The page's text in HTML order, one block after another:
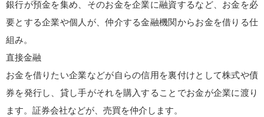
銀行が預金を集め、そのお金を企業に融資するなど、お金を必
要とする企業や個人が、仲介する金融機関からお金を借りる仕
組み。
直接金融
お金を借りたい企業などが自らの信用を裏付けとして株式や債
券を発行し、貸し手がそれを購入することでお金が企業に渡り
ます。証券会社などが、売買を仲介します。